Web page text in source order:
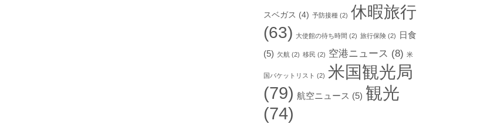
スベガス (4) 予防接種(2) 休暇旅行
(63) 大使館の待ち時間 (2) 旅行保険(2)
日食
(5) 欠航(2) 移民 (2) 空港ニュース (8) 米
国バケットリスト (2) 米国観光局
(79) 航空ニュース (5) 観光
(74)